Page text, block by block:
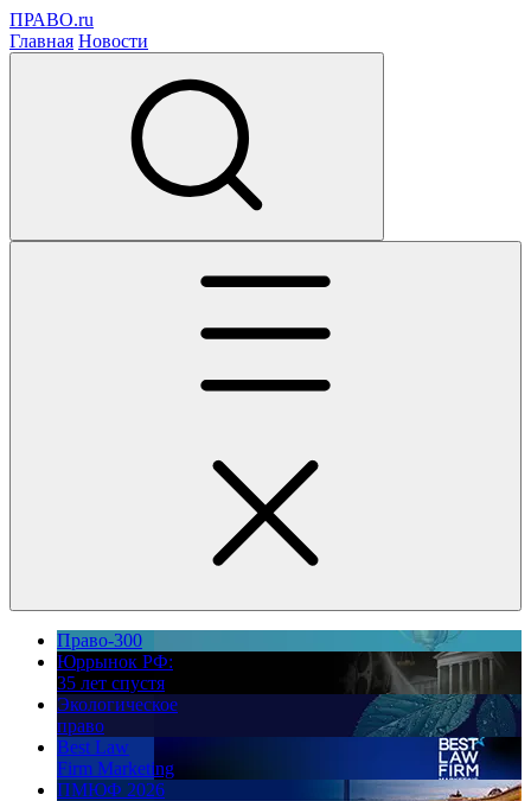
ПРАВО.ru
Главная Новости
Право-300
Юррынок РФ:
35 лет спустя
Экологическое
право
Best Law
Firm Marketing
ПМЮФ 2026